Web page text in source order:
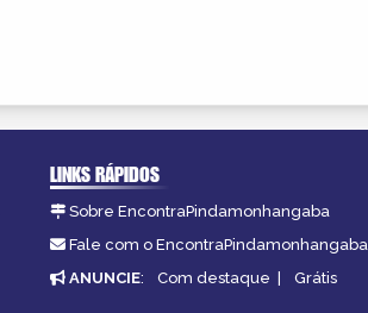
LINKS RÁPIDOS
Sobre EncontraPindamonhangaba
Fale com o EncontraPindamonhangaba
ANUNCIE: Com destaque | Grátis